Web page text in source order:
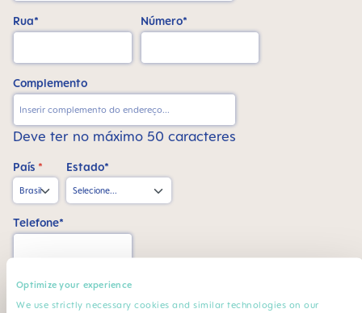
Optimize your experience
We use strictly necessary cookies and similar technologies on our
Rua* Número*
Complemento
Deve ter no máximo 50 caracteres
País * Estado*
Telefone*
CPF*